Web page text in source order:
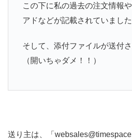
この下に私の過去の注文情報
アドなどが記載されていました
そして、添付ファイルが送付さ
（開いちゃダメ！！）
送り主は、「